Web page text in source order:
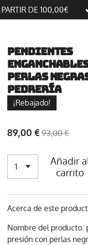
DE 100,00€
Pendientes
perlas
pedrería
¡Rebajado!
89,00 €93,00 €
Añadir
carrito
Acerca de este
Nombre del producto:
presión con perlas